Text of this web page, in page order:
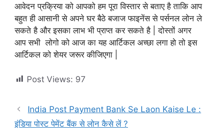
आवेदन प्रक्रिया को आपको हम पूरा विस्तार से बताए है ताकि आप
बहुत ही आसानी से अपने घर बैठे बजाज फाइनेंस से पर्सनल लोन ले
सकते है और इसका लाभ भी प्राप्त कर सकते है | दोस्तों अगर
आप सभी लोगो को आज का यह आर्टिकल अच्छा लगा हो तो इस
आर्टिकल को शेयर जरूर कीजिएगा |
Post Views: 97
India Post Payment Bank Se Laon Kaise Le :
इंडिया पोस्ट पेमेंट बैंक से लोन कैसे लें ?